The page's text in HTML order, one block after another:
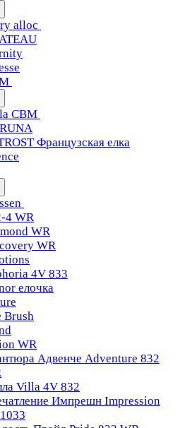
alloc
CBM
Французская елка
4 WR
WR
WR
4V 833
елочка
Brush
WR
Адвенче Adventure 832
Villa 4V 832
Импрешн Impression